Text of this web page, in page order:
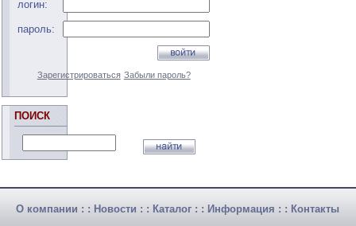
логин:
пароль:
Зарегистрироваться Забыли пароль?
ПОИСК
О компании : : Новости : : Каталог : : Информация : : Контакты